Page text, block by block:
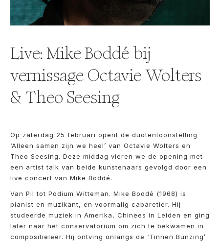
Live: Mike Boddé bij
vernissage Octavie Wolters
& Theo Seesing
Op zaterdag 25 februari opent de duotentoonstelling
‘Alleen samen zijn we heel’ van Octavie Wolters en
Theo Seesing. Deze middag vieren we de opening met
een artist talk van beide kunstenaars gevolgd door een
live concert van Mike Boddé.
Van Pil tot Podium Witteman. Mike Boddé (1968) is
pianist en muzikant, en voormalig cabaretier. Hij
studeerde muziek in Amerika, Chinees in Leiden en ging
later naar het conservatorium om zich te bekwamen in
compositieleer. Hij ontving onlangs de ‘Tinnen Bunzing’